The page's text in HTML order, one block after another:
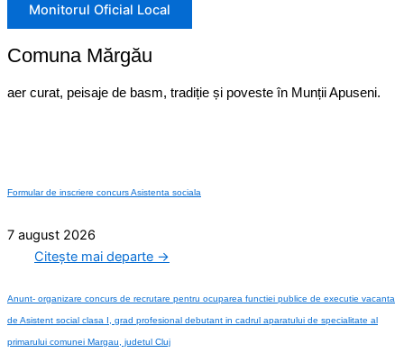
Monitorul Oficial Local
Comuna Mărgău
aer curat, peisaje de basm, tradiție și poveste în Munții Apuseni.
Formular de inscriere concurs Asistenta sociala
7 august 2026
Citește mai departe →
Anunt- organizare concurs de recrutare pentru ocuparea functiei publice de executie vacanta
de Asistent social clasa I, grad profesional debutant in cadrul aparatului de specialitate al
primarului comunei Margau, judetul Cluj